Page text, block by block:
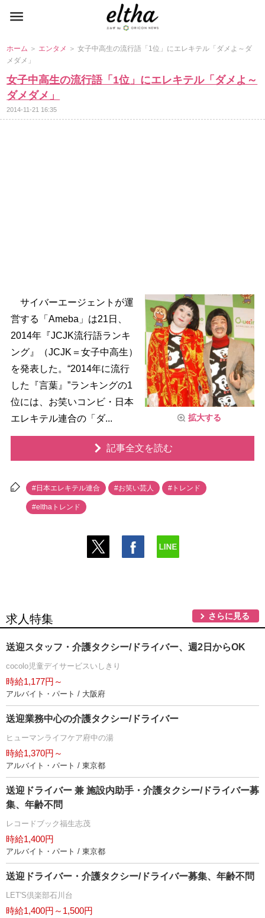
ホーム ＞ エンタメ ＞ 女子中高生の流行語「1位」にエレキテル「ダメよ～ダ
メダメ」
女子中高生の流行語「1位」にエレキテル「ダメよ～
ダメダメ」
2014-11-21 16:35
拡大する
サイバーエージェントが運
営する「Ameba」は21日、
2014年『JCJK流行語ランキ
ング』（JCJK＝女子中高生）
を発表した。“2014年に流行
した『言葉』”ランキングの1
位には、お笑いコンビ・日本
エレキテル連合の「ダ...
記事全文を読む
#日本エレキテル連合 #お笑い芸人 #トレンド
#elthaトレンド
求人特集 さらに見る
送迎スタッフ・介護タクシー/ドライバー、週2日からOK
cocolo児童デイサービスいしきり
時給1,177円～
アルバイト・パート / 大阪府
送迎業務中心の介護タクシー/ドライバー
ヒューマンライフケア府中の湯
時給1,370円～
アルバイト・パート / 東京都
送迎ドライバー 兼 施設内助手・介護タクシー/ドライバー募
集、年齢不問
レコードブック福生志茂
時給1,400円
アルバイト・パート / 東京都
送迎ドライバー・介護タクシー/ドライバー募集、年齢不問
LET'S倶楽部石川台
時給1,400円～1,500円